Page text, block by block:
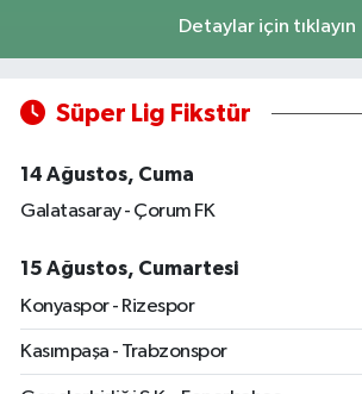
Detaylar için tıklayın
Süper Lig Fikstür
14 Ağustos, Cuma
Galatasaray - Çorum FK
15 Ağustos, Cumartesi
Konyaspor - Rizespor
Kasımpaşa - Trabzonspor